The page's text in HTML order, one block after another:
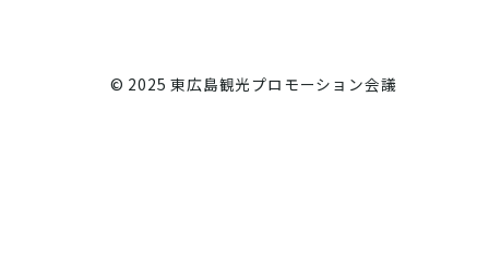
© 2025 東広島観光プロモーション会議